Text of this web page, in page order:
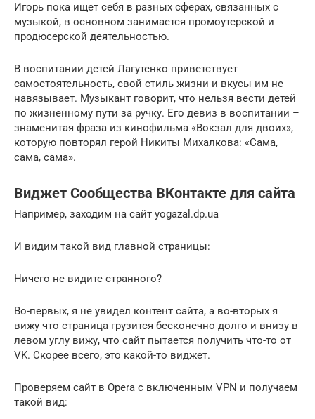
Игорь пока ищет себя в разных сферах, связанных с
музыкой, в основном занимается промоутерской и
продюсерской деятельностью.
В воспитании детей Лагутенко приветствует
самостоятельность, свой стиль жизни и вкусы им не
навязывает. Музыкант говорит, что нельзя вести детей
по жизненному пути за ручку. Его девиз в воспитании –
знаменитая фраза из кинофильма «Вокзал для двоих»,
которую повторял герой Никиты Михалкова: «Сама,
сама, сама».
Виджет Сообщества ВКонтакте для сайта
Например, заходим на сайт yogazal.dp.ua
И видим такой вид главной страницы:
Ничего не видите странного?
Во-первых, я не увидел контент сайта, а во-вторых я
вижу что страница грузится бесконечно долго и внизу в
левом углу вижу, что сайт пытается получить что-то от
VK. Скорее всего, это какой-то виджет.
Проверяем сайт в Opera с включенным VPN и получаем
такой вид: